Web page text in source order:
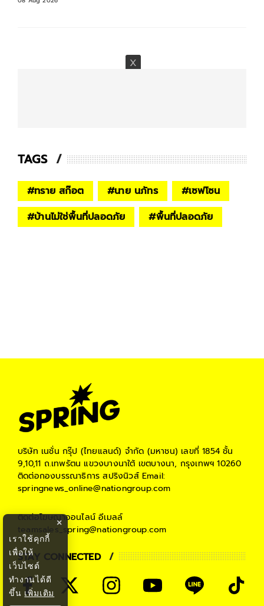
TAGS
#ทราย สก๊อต #นาย นภัทร #เซฟโซน
#บ้านไม่ใช่พื้นที่ปลอดภัย #พื้นที่ปลอดภัย
บริษัท เนชั่น กรุ๊ป (ไทยแลนด์) จำกัด (มหาชน) เลขที่ 1854 ชั้น
9,10,11 ถ.เทพรัตน แขวงบางนาใต้ เขตบางนา, กรุงเทพฯ 10260
ติดต่อกองบรรณาธิการ สปริงนิวส์Email:
springnews_online@nationgroup.com
ติดต่อโฆษณาออนไลน์ อีเมลล์
teamsales_spring@nationgroup.com
STAY CONNECTED
×
เราใช้คุกกี้
เพื่อให้
เว็บไซต์
ทำงานได้ดี
ขึ้น เพิ่มเติม